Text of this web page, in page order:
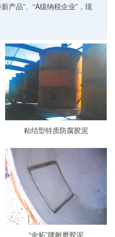
产品”、“A级纳税企业”，现
粘结型特质防腐胶泥
“金炻”牌耐磨胶泥